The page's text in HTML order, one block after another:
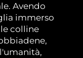
Avendo
immerso
colline